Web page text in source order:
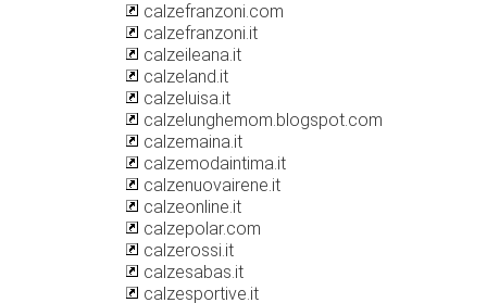
calzefranzoni.com
calzefranzoni.it
calzeileana.it
calzeland.it
calzeluisa.it
calzelunghemom.blogspot.com
calzemaina.it
calzemodaintima.it
calzenuovairene.it
calzeonline.it
calzepolar.com
calzerossi.it
calzesabas.it
calzesportive.it